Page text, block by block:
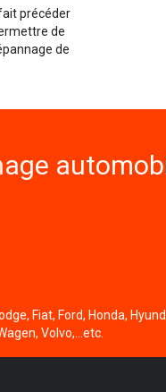
précéder
de
de
Fiat, Ford, Honda,
Volvo,...etc.